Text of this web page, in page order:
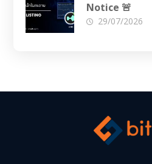
Notice 🚨
29/07/2026